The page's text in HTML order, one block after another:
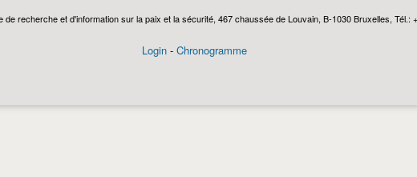
recherche et d'information sur la paix et la sécurité, 467 chaussée de Louvain, B-1030 Bruxelles, Tél.:
Login- Chronogramme